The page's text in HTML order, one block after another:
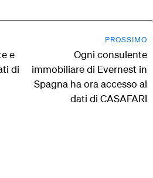
e
di
PROSSIMO
Ogni consulente
immobiliare di Evernest in
Spagna ha ora accesso ai
dati di CASAFARI